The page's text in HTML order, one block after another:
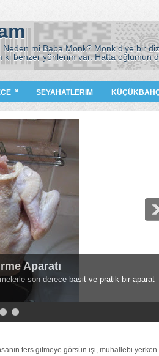
mi Baba Monk? Monk diye bir
benzer yönlerim var. Hatta oğlumun
» SEYAHATLERIM
Aparatı
son derece basit ve pratik bir aparat
ters gitmeye görsün işi, muhallebi yerken